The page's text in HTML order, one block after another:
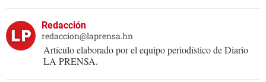
Redacción
redaccion@laprensa.hn
Artículo elaborado por el equipo periodístico de Diario
LA PRENSA.